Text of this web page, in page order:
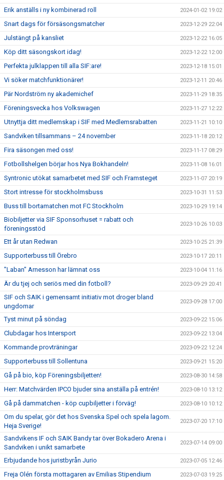
Erik anställs i ny kombinerad roll 2024-01-02 19:02
Snart dags för försäsongsmatcher 2023-12-29 22:04
Julstängt på kansliet 2023-12-22 16:05
Köp ditt säsongskort idag! 2023-12-22 12:00
Perfekta julklappen till alla SIF:are! 2023-12-18 15:01
Vi söker matchfunktionärer! 2023-12-11 20:46
Pär Nordström ny akademichef 2023-11-29 18:35
Föreningsvecka hos Volkswagen 2023-11-27 12:22
Utnyttja ditt medlemskap i SIF med Medlemsrabatten 2023-11-21 10:10
Sandviken tillsammans – 24 november 2023-11-18 20:12
Fira säsongen med oss! 2023-11-17 08:29
Fotbollshelgen börjar hos Nya Bokhandeln! 2023-11-08 16:01
Syntronic utökat samarbetet med SIF och Framsteget 2023-11-07 20:19
Stort intresse för stockholmsbuss 2023-10-31 11:53
Buss till bortamatchen mot FC Stockholm 2023-10-29 19:14
Biobiljetter via SIF Sponsorhuset = rabatt och
föreningsstöd
2023-10-26 10:03
Ett år utan Redwan 2023-10-25 21:39
Supporterbuss till Örebro 2023-10-17 20:11
"Laban" Arnesson har lämnat oss 2023-10-04 11:16
Är du tjej och seriös med din fotboll? 2023-09-29 20:41
SIF och SAIK i gemensamt initiativ mot droger bland
ungdomar
2023-09-28 17:00
Tyst minut på söndag 2023-09-22 15:06
Clubdagar hos Intersport 2023-09-22 13:04
Kommande provträningar 2023-09-22 12:24
Supporterbuss till Sollentuna 2023-09-21 15:20
Gå på bio, köp Föreningsbiljetten! 2023-08-30 14:58
Herr: Matchvärden IPCO bjuder sina anställa på entrén! 2023-08-10 13:12
Gå på dammatchen - köp cupbiljetter i förväg! 2023-08-10 10:12
Om du spelar, gör det hos Svenska Spel och spela lagom.
Heja Sverige!
2023-07-20 17:10
Sandvikens IF och SAIK Bandy tar över Bokadero Arena i
Sandviken i unikt samarbete
2023-07-14 09:00
Erbjudande hos juristbyrån Jurio 2023-07-05 12:46
Freja Olén första mottagaren av Emilias Stipendium 2023-07-03 19:25